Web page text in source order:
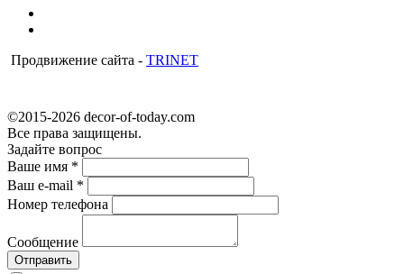
Продвижение сайта - TRINET
©2015-2026 decor-of-today.com
Все права защищены.
Задайте вопрос
Ваше имя *
Ваш e-mail *
Номер телефона
Сообщение